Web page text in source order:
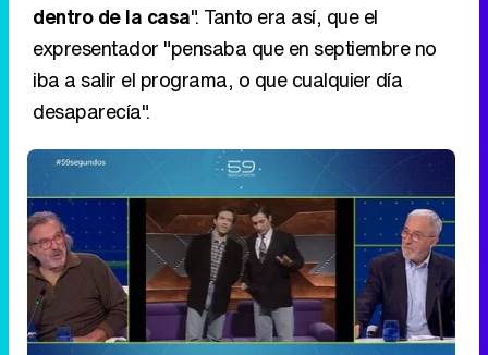
dentro de la casa". Tanto era así, que el
expresentador "pensaba que en septiembre no
iba a salir el programa, o que cualquier día
desaparecía".